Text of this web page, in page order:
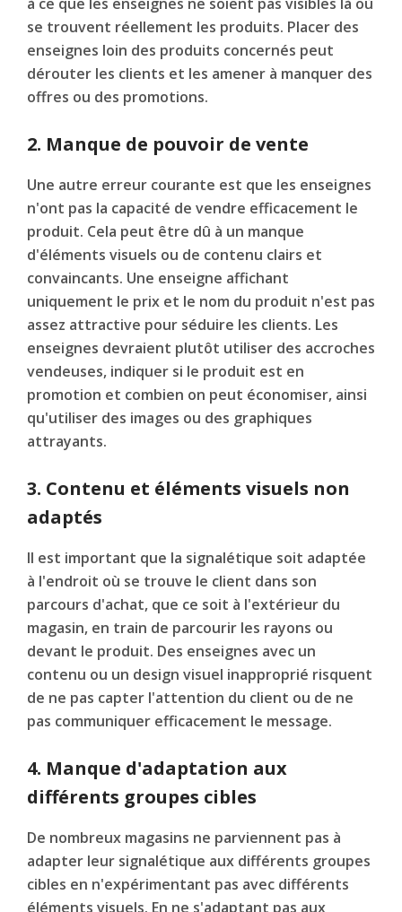
se trouvent réellement les produits. Placer des
enseignes loin des produits concernés peut
dérouter les clients et les amener à manquer des
offres ou des promotions.
2. Manque de pouvoir de vente
Une autre erreur courante est que les enseignes
n'ont pas la capacité de vendre efficacement le
produit. Cela peut être dû à un manque
d'éléments visuels ou de contenu clairs et
convaincants. Une enseigne affichant
uniquement le prix et le nom du produit n'est pas
assez attractive pour séduire les clients. Les
enseignes devraient plutôt utiliser des accroches
vendeuses, indiquer si le produit est en
promotion et combien on peut économiser, ainsi
qu'utiliser des images ou des graphiques
attrayants.
3. Contenu et éléments visuels non
adaptés
Il est important que la signalétique soit adaptée
à l'endroit où se trouve le client dans son
parcours d'achat, que ce soit à l'extérieur du
magasin, en train de parcourir les rayons ou
devant le produit. Des enseignes avec un
contenu ou un design visuel inapproprié risquent
de ne pas capter l'attention du client ou de ne
pas communiquer efficacement le message.
4. Manque d'adaptation aux
différents groupes cibles
De nombreux magasins ne parviennent pas à
adapter leur signalétique aux différents groupes
cibles en n'expérimentant pas avec différents
éléments visuels. En ne s'adaptant pas aux